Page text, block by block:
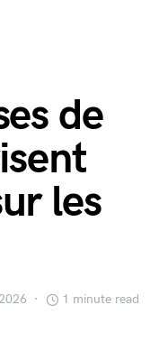
de
les
1 minute read